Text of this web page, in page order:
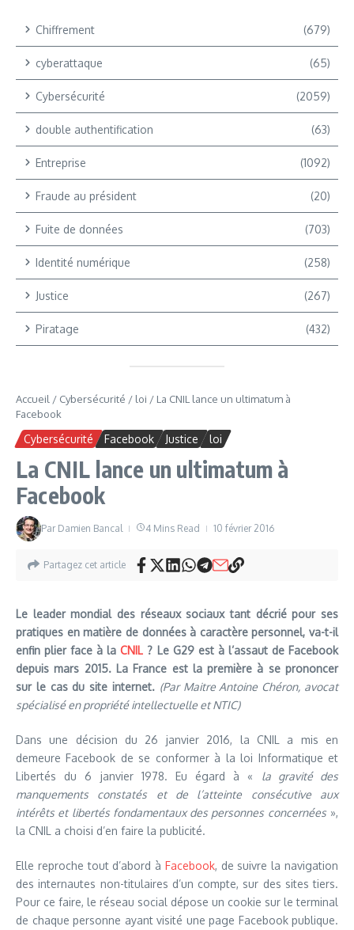
Chiffrement (679)
cyberattaque (65)
Cybersécurité (2059)
double authentification (63)
Entreprise (1092)
Fraude au président (20)
Fuite de données (703)
Identité numérique (258)
Justice (267)
Piratage (432)
Accueil / Cybersécurité / loi / La CNIL lance un ultimatum à
Facebook
Cybersécurité Facebook Justice loi
La CNIL lance un ultimatum à
Facebook
Par Damien Bancal 4 Mins Read 10 février 2016
Partagez cet article
Le leader mondial des réseaux sociaux tant décrié pour ses
pratiques en matière de données à caractère personnel, va-t-il
enfin plier face à laCNIL ? Le G29 est à l’assaut de Facebook
depuis mars 2015. La France est la première à se prononcer
sur le cas du site internet. (Par Maitre Antoine Chéron, avocat
spécialisé en propriété intellectuelle et NTIC)
Dans une décision du 26 janvier 2016, la CNIL a mis en
demeure Facebook de se conformer à la loi Informatique et
Libertés du 6 janvier 1978. Eu égard à « la gravité des
manquements constatés et de l’atteinte consécutive aux
intérêts et libertés fondamentaux des personnes concernées»,
la CNIL a choisi d’en faire la publicité.
Elle reproche tout d’abord à Facebook, de suivre la navigation
des internautes non-titulaires d’un compte, sur des sites tiers.
Pour ce faire, le réseau social dépose un cookie sur le terminal
de chaque personne ayant visité une page Facebook publique.